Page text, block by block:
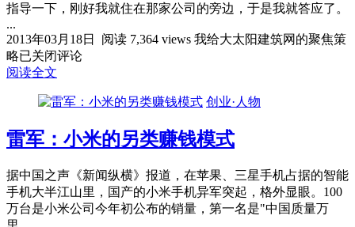
指导一下，刚好我就住在那家公司的旁边，于是我就答应了。
...
2013年03月18日
阅读 7,364 views 我给大太阳建筑网的聚焦策
略已关闭评论
阅读全文
创业·人物
雷军：小米的另类赚钱模式
据中国之声《新闻纵横》报道，在苹果、三星手机占据的智能
手机大半江山里，国产的小米手机异军突起，格外显眼。100
万台是小米公司今年初公布的销量，第一名是"中国质量万